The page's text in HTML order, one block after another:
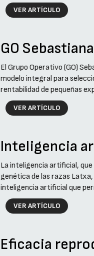
VER ARTÍCULO
GO
El Grupo Operativo (GO)
modelo integral para
rentabilidad de pequeñas
VER ARTÍCULO
Inteligencia
La inteligencia artificial,
genética de las razas
inteligencia artificial que
VER ARTÍCULO
Eficacia